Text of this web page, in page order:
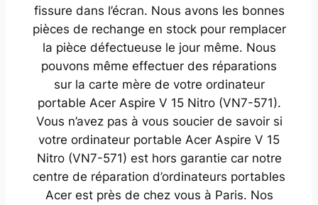
fissure dans l’écran. Nous avons les bonnes
pièces de rechange en stock pour remplacer
la pièce défectueuse le jour même. Nous
pouvons même effectuer des réparations
sur la carte mère de votre ordinateur
portable Acer Aspire V 15 Nitro (VN7-571).
Vous n’avez pas à vous soucier de savoir si
votre ordinateur portable Acer Aspire V 15
Nitro (VN7-571) est hors garantie car notre
centre de réparation d’ordinateurs portables
Acer est près de chez vous à Paris. Nos